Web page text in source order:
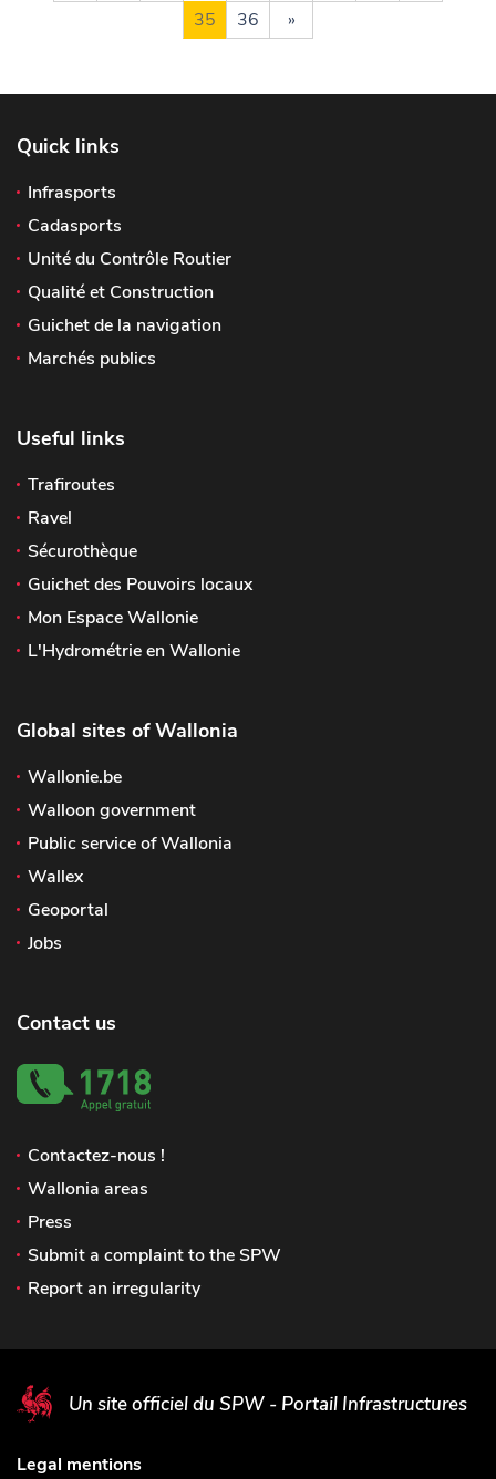
35
36 »
Quick links
Infrasports
Cadasports
Unité du Contrôle Routier
Qualité et Construction
Guichet de la navigation
Marchés publics
Useful links
Trafiroutes
Ravel
Sécurothèque
Guichet des Pouvoirs locaux
Mon Espace Wallonie
L'Hydrométrie en Wallonie
Global sites of Wallonia
Wallonie.be
Walloon government
Public service of Wallonia
Wallex
Geoportal
Jobs
Contact us
Contactez-nous !
Wallonia areas
Press
Submit a complaint to the SPW
Report an irregularity
Un site officiel du SPW - Portail Infrastructures
Legal mentions